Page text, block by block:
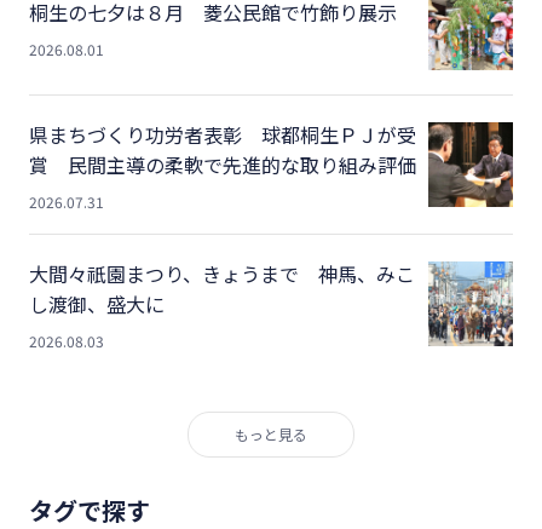
桐生の七夕は８月 菱公民館で竹飾り展示
2026.08.01
県まちづくり功労者表彰 球都桐生ＰＪが受
賞 民間主導の柔軟で先進的な取り組み評価
2026.07.31
大間々祇園まつり、きょうまで 神馬、みこ
し渡御、盛大に
2026.08.03
もっと見る
タグで探す